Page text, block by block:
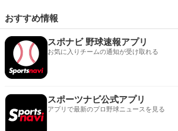
おすすめ情報
スポナビ 野球速報アプリ
お気に入りチームの通知が受け取れる
スポーツナビ公式アプリ
アプリで最新のプロ野球ニュースを見る